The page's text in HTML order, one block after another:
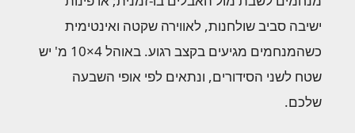
ישיבה סביב שולחנות, לאווירה שקטה ואינטימית
כשהמנחמים מגיעים בקצב רגוע. באוהל 4×10 מ' יש
שטח לשני הסידורים, ונתאים לפי אופי השבעה
שלכם.